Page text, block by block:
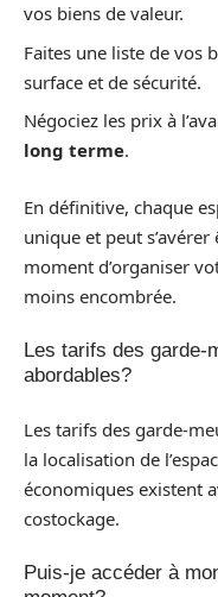
vos biens de valeur.
Faites une liste de vos
surface et de sécurité.
Négociez les prix à
long terme.
En définitive, chaque
unique et peut
moment d’organiser
moins encombrée.
Les tarifs des garde-
abordables?
Les tarifs des garde-
la localisation de
économiques existent
costockage.
Puis-je accéder à